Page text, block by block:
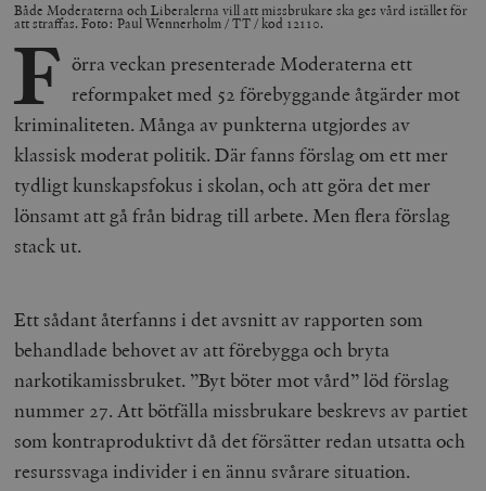
Både Moderaterna och Liberalerna vill att missbrukare ska ges vård istället för
att straffas. Foto: Paul Wennerholm / TT / kod 12110.
F örra veckan presenterade Moderaterna ett
reformpaket med 52 förebyggande åtgärder mot
kriminaliteten. Många av punkterna utgjordes av
klassisk moderat politik. Där fanns förslag om ett mer
tydligt kunskapsfokus i skolan, och att göra det mer
lönsamt att gå från bidrag till arbete. Men flera förslag
stack ut.
Ett sådant återfanns i det avsnitt av rapporten som
behandlade behovet av att förebygga och bryta
narkotikamissbruket. ”Byt böter mot vård” löd förslag
nummer 27. Att bötfälla missbrukare beskrevs av partiet
som kontraproduktivt då det försätter redan utsatta och
resurssvaga individer i en ännu svårare situation.